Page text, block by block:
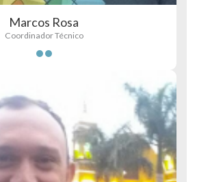
Marcos Rosa
Coordinador Técnico